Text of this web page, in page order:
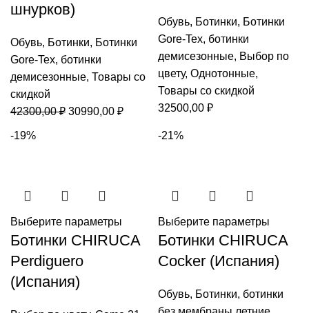
шнурков)
Обувь, Ботинки, Ботинки
Gore-Tex, ботинки
демисезонные, Товары со
скидкой
42300,00₽ Первоначальная
30990,00 ₽Текущая
Обувь, Ботинки, Ботинки
Gore-Tex, ботинки
демисезонные, Выбор по
цвету, Однотонные,
Товары со скидкой
32500,00 ₽
-19%
Выберите параметры
Ботинки CHIRUCA
Perdiguero
(Испания)
-21%
Выберите параметры
Ботинки CHIRUCA
Cocker (Испания)
Обувь, Ботинки, ботинки